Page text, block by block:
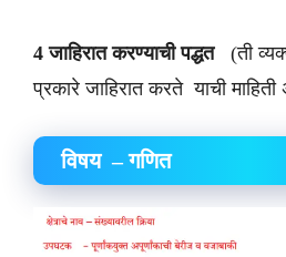
4 जाहिरात करण्याची पद्धत(ती
प्रकारे जाहिरात करते याची माहिती
विषय – गणित